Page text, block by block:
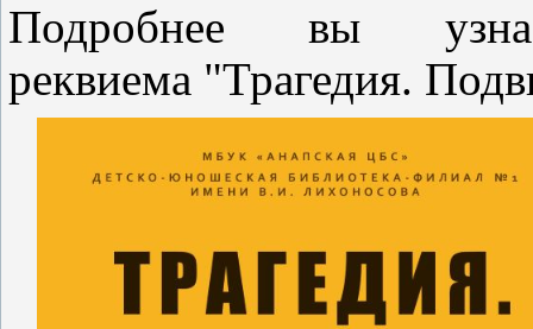
Подробнее вы
реквиема "Трагедия.